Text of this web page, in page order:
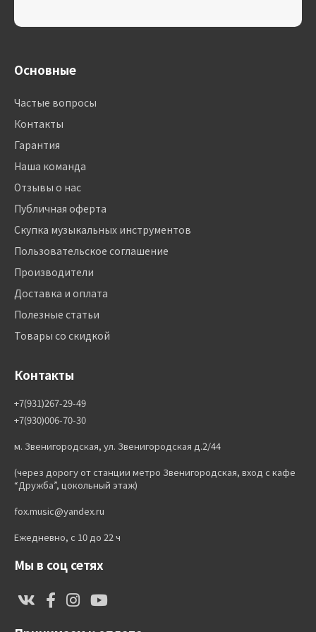
Основные
Частые вопросы
Контакты
Гарантия
Наша команда
Отзывы о нас
Публичная оферта
Скупка музыкальных инструментов
Пользовательское соглашение
Производители
Доставка и оплата
Полезные статьи
Товары со скидкой
Контакты
+7(931)267-29-49
+7(930)006-70-30
м. Звенигородская, ул. Звенигородская д.2/44
(через дорогу от станции метро Звенигородская, вход с кафе
“Дружба”, цокольный этаж)
fox.music@yandex.ru
Ежедневно, с 10 до 22 ч
Мы в соц сетях